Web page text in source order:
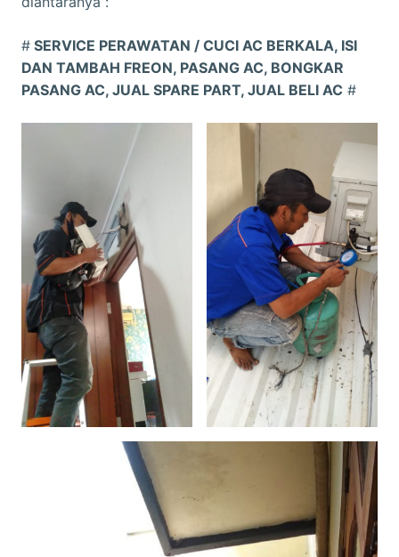
# SERVICE PERAWATAN / CUCI AC BERKALA, ISI
DAN TAMBAH FREON, PASANG AC, BONGKAR
PASANG AC, JUAL SPARE PART, JUAL BELI AC #